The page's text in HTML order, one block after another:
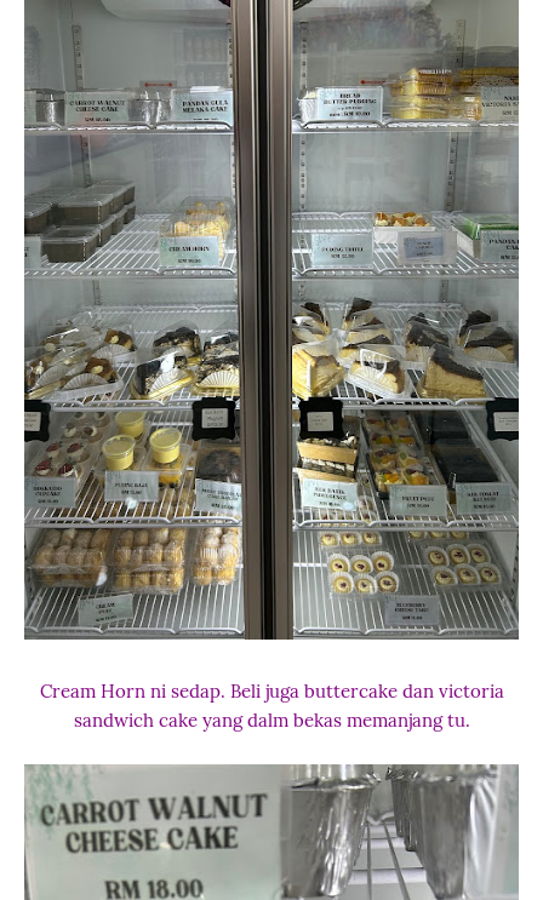
Cream Horn ni sedap. Beli juga buttercake dan victoria
sandwich cake yang dalm bekas memanjang tu.